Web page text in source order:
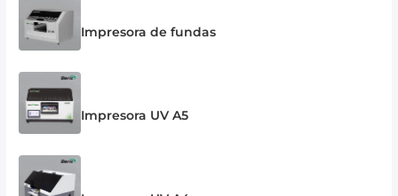
Impresora de fundas
Impresora UV A5